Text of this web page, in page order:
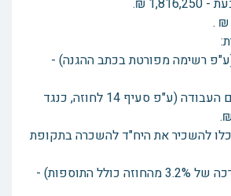
₪.
רשימה מפורטת בכתב ההגנה) -
פיצוי על איחור בסיום העבודה (ע"פ סעיף 14 לחוזה, כנגד
להשכיר את היח"ד להשכרה בתקופת
ליקויי בניה (ע"פ הערכה של 3.2% מהחוזה כולל התוספות) -